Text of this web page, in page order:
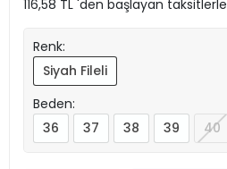
116,58 TL 'den başlayan taksitlerle
Renk:
Siyah Fileli
Beden:
36
37 38 39 40